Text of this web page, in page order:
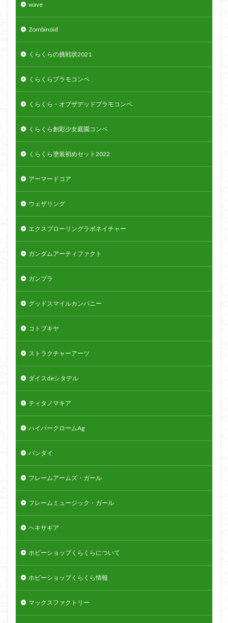
wave
Zombinoid
くらくらの挑戦状2021
くらくらプラモコンペ
くらくら・オブザデッドプラモコンペ
くらくら創彩少女庭園コンペ
くらくら塗装初めセット2022
アーマードコア
ウェザリング
エクスプローリングラボネイチャー
ガンダムアーティファクト
ガンプラ
グッドスマイルカンパニー
コトブキヤ
ストラクチャーアーツ
ダイスdeシタデル
ティタノマキア
ハイパークロームAg
バンダイ
フレームアームズ・ガール
フレームミュージック・ガール
ヘキサギア
ホビーショップくらくらについて
ホビーショップくらくら情報
マックスファクトリー